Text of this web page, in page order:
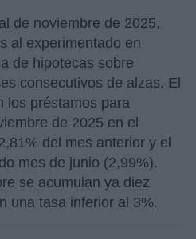
de noviembre de 2025,
al experimentado en
de hipotecas sobre
consecutivos de alzas. El
los préstamos para
de 2025 en el
del mes anterior y el
mes de junio (2,99%).
se acumulan ya diez
una tasa inferior al 3%.